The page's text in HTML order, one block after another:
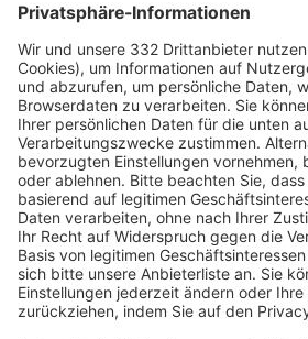
HÄUFIG BESUCHTE SEITEN
Pässe und Vereinswechsel
Trainerausbildung
Schulungsangebot Vereinsmitarbeiter
BFV-Geschäftsstellen
Trainerbörse
Login SpielPlus
FOLGE DEM BFV